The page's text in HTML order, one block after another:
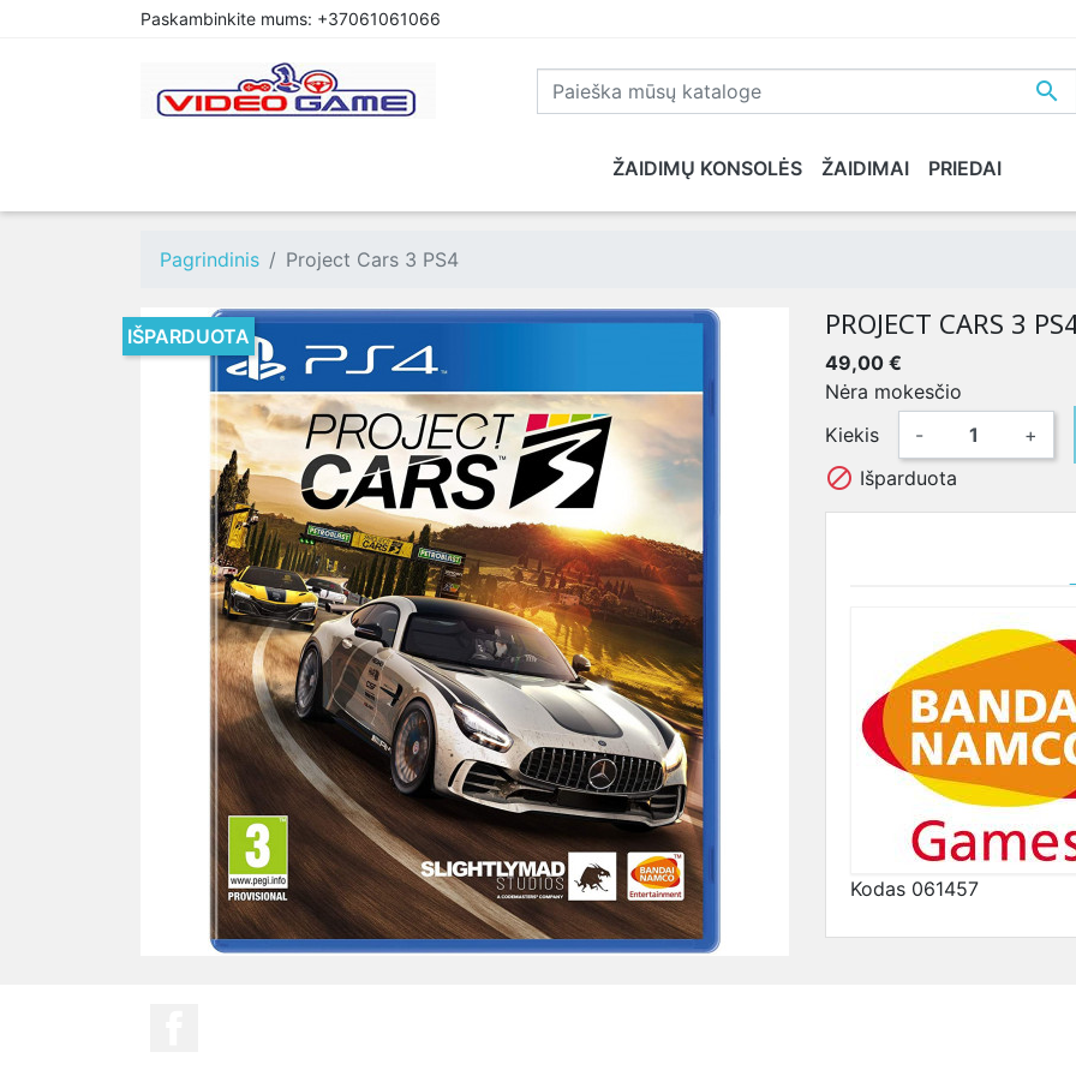
Paskambinkite mums: +37061061066

ŽAIDIMŲ KONSOLĖS ŽAIDIMAI
PREORDER PLAYSTATION 4 XBOX ONE PLAYSTATION 5 XBOX SERIES X NINTENDO
PRIEDAI
Pagrindinis Project Cars 3 PS4
IŠPARDUOTA PROJECT CARS 3
49,00 €
Nėra mokesčio
Kiekis
- +
 Išparduota
Kodas 061457